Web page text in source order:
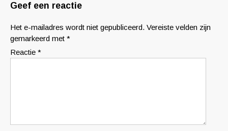
Geef een reactie
Het e-mailadres wordt niet gepubliceerd. Vereiste velden zijn
gemarkeerd met *
Reactie *